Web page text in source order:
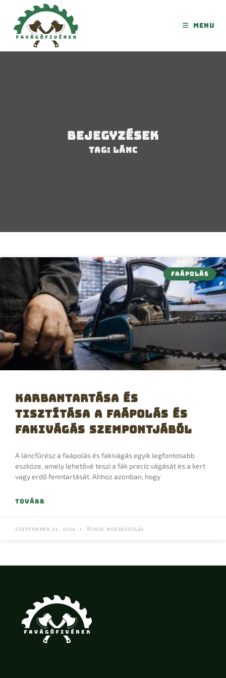
Menu
Bejegyzések
Tag: lánc
FAÁPOLÁS
Karbantartása és
tisztítása a faápolás és
fakivágás szempontjából
A láncfűrész a faápolás és fakivágás egyik legfontosabb
eszköze, amely lehetővé teszi a fák precíz vágását és a kert
vagy erdő fenntartását. Ahhoz azonban, hogy
TOVÁBB
szeptember 24, 2024 Nincs hozzászólás